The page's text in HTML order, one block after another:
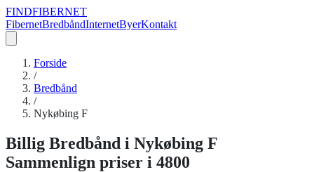
FINDFIBERNET
FibernetBredbåndInternetByerKontakt
Forside
/
Bredbånd
/
Nykøbing F
Billig Bredbånd i Nykøbing F
Sammenlign priser i 4800